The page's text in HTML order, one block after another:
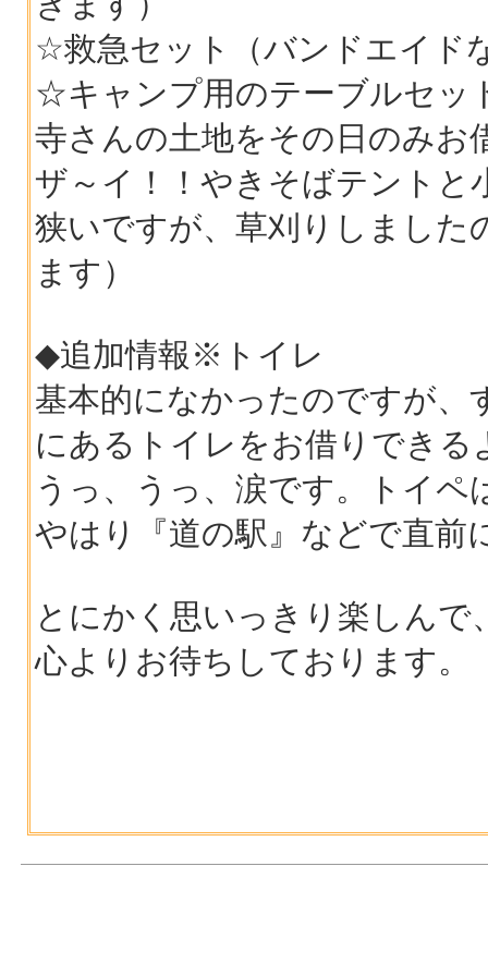
☆救急セット（バンドエイド
☆キャンプ用のテーブルセッ
寺さんの土地をその日のみお
ザ～イ！！やきそばテントと
狭いですが、草刈りしました
ます）
◆追加情報※トイレ
基本的になかったのですが、
にあるトイレをお借りでき
うっ、うっ、涙です。トイ
やはり『道の駅』などで直前
とにかく思いっきり楽しん
心よりお待ちしております。